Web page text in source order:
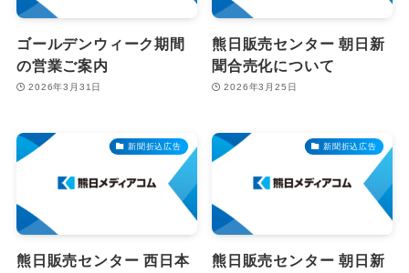
ゴールデンウィーク期間
の営業ご案内
2026年3月31日
熊日販売センター 朝日新
聞合売化について
2026年3月25日
新聞折込広告
熊日販売センター 西日本
新聞折込広告
熊日販売センター 朝日新